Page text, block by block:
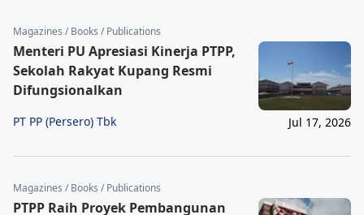
Magazines / Books / Publications
Menteri PU Apresiasi Kinerja PTPP,
Sekolah Rakyat Kupang Resmi
Difungsionalkan
PT PP (Persero) Tbk Jul 17, 2026
Magazines / Books / Publications
PTPP Raih Proyek Pembangunan